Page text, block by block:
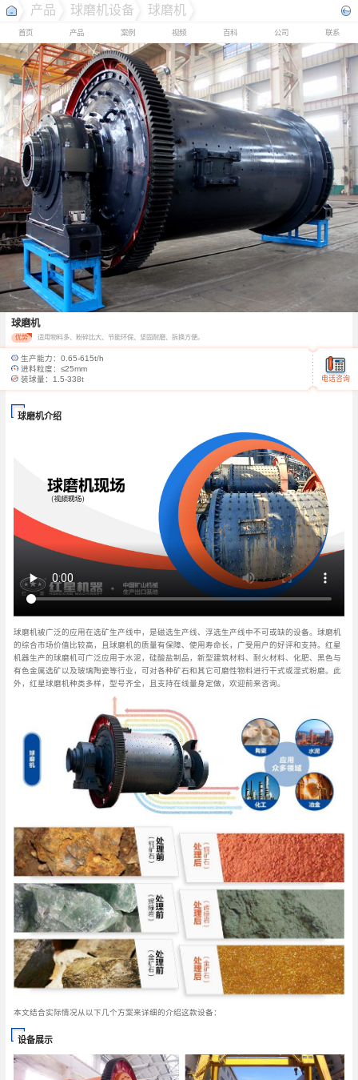
产品 球磨机设备 球磨机
首页 产品 案例 视频 百科 公司 联系
球磨机
优势 适用物料多、粉碎比大、节能环保、坚固耐磨、拆换方便。
生产能力：0.65-615t/h
进料粒度：≤25mm
装球量：1.5-338t 电话咨询
球磨机介绍
球磨机被广泛的应用在选矿生产线中，是磁选生产线、浮选生产线中不可或缺的设备。球磨机
的综合市场价值比较高，且球磨机的质量有保障、使用寿命长，广受用户的好评和支持。红星
机器生产的球磨机可广泛应用于水泥，硅酸盐制品，新型建筑材料、耐火材料、化肥、黑色与
有色金属选矿以及玻璃陶瓷等行业，可对各种矿石和其它可磨性物料进行干式或湿式粉磨。此
外，红星球磨机种类多样，型号齐全，且支持在线量身定做，欢迎前来咨询。
本文结合实际情况从以下几个方案来详细的介绍这款设备：
设备展示